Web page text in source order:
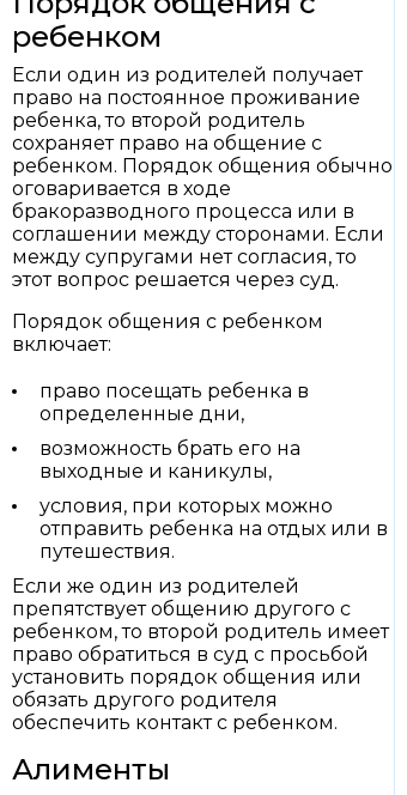
ребенком
Если один из родителей получает
право на постоянное проживание
ребенка, то второй родитель
сохраняет право на общение с
ребенком. Порядок общения обычно
оговаривается в ходе
бракоразводного процесса или в
соглашении между сторонами. Если
между супругами нет согласия, то
этот вопрос решается через суд.
Порядок общения с ребенком
включает:
право посещать ребенка в
определенные дни,
возможность брать его на
выходные и каникулы,
условия, при которых можно
отправить ребенка на отдых или в
путешествия.
Если же один из родителей
препятствует общению другого с
ребенком, то второй родитель имеет
право обратиться в суд с просьбой
установить порядок общения или
обязать другого родителя
обеспечить контакт с ребенком.
Алименты